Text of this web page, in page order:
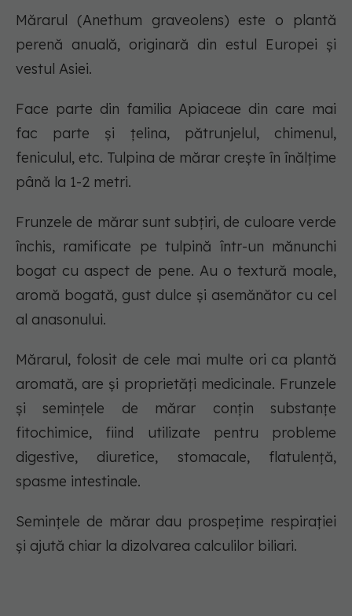
Mărarul (Anethum graveolens) este o plantă
perenă anuală, originară din estul Europei și
vestul Asiei.
Face parte din familia Apiaceae din care mai
fac parte și țelina, pătrunjelul, chimenul,
feniculul, etc. Tulpina de mărar crește în înălțime
până la 1-2 metri.
Frunzele de mărar sunt subțiri, de culoare verde
închis, ramificate pe tulpină într-un mănunchi
bogat cu aspect de pene. Au o textură moale,
aromă bogată, gust dulce și asemănător cu cel
al anasonului.
Mărarul, folosit de cele mai multe ori ca plantă
aromată, are și proprietăți medicinale. Frunzele
și semințele de mărar conțin substanțe
fitochimice, fiind utilizate pentru probleme
digestive, diuretice, stomacale, flatulență,
spasme intestinale.
Semințele de mărar dau prospețime respirației
și ajută chiar la dizolvarea calculilor biliari.